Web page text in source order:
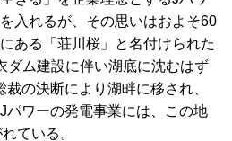
入れるが、その思いはおよそ60
ある「荘川桜」と名付けられた
ダム建設に伴い湖底に沈むはず
の決断により湖畔に移され、
パワーの発電事業には、この地
ている。